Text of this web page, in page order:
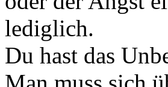
lediglich.
Du hast das